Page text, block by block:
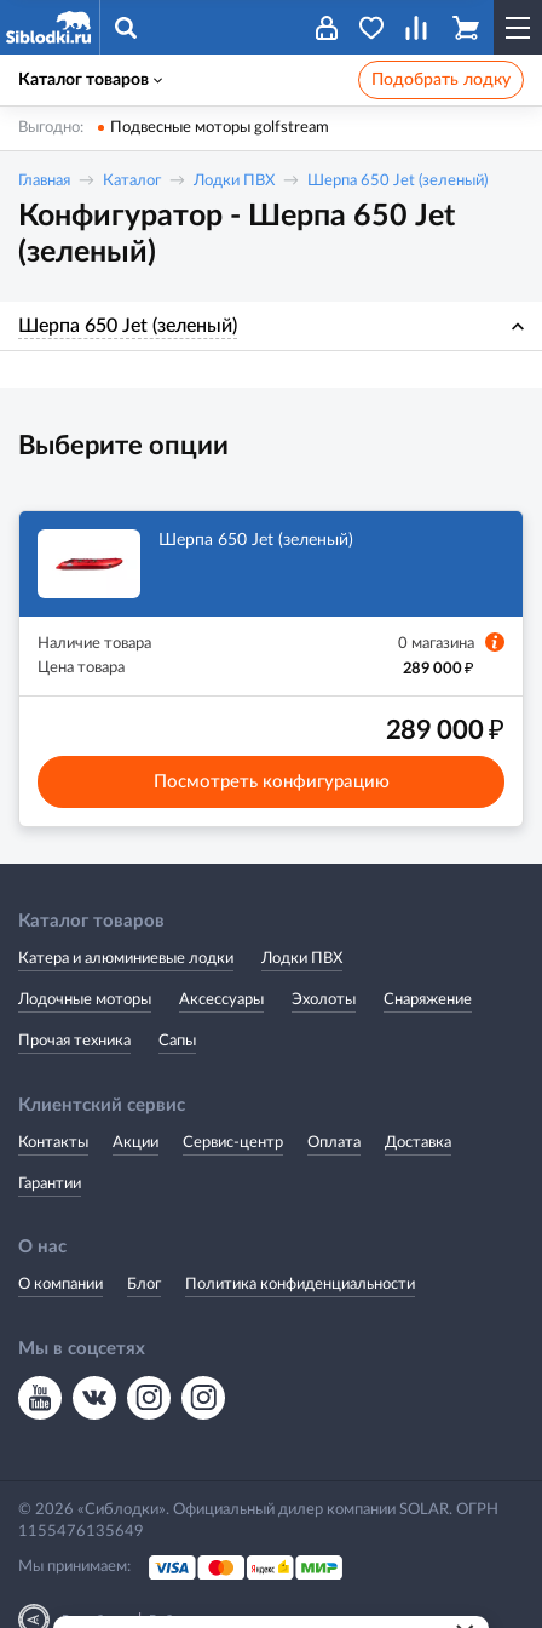
Каталог товаров Подобрать лодку
Выгодно: Подвесные моторы golfstream
Главная Каталог Лодки ПВХ Шерпа 650 Jet (зеленый)
Конфигуратор - Шерпа 650 Jet
(зеленый)
Шерпа 650 Jet (зеленый)
Выберите опции
Шерпа 650 Jet (зеленый)
Наличие товара
0 магазина
Цена товара
289 000₽
289 000₽
Посмотреть конфигурацию
Каталог товаров
Катера и алюминиевые лодки Лодки ПВХ
Лодочные моторы Аксессуары Эхолоты Снаряжение
Прочая техника Сапы
Клиентский сервис
Контакты Акции Сервис-центр Оплата Доставка
Гарантии
О нас
О компании Блог Политика конфиденциальности
Мы в соцсетях
© 2026 «Сиблодки». Официальный дилер компании SOLAR. ОГРН
1155476135649
Мы принимаем:
Разработка|Веб-аналитика